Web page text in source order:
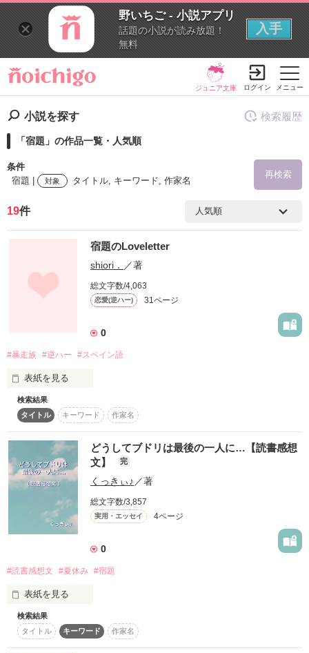
野いちご - 小説アプリ
話題の小説が読み放題！
無料
入手
メニュー
ジュニア文庫 ログイン
小説を探す
「宿題」の作品一覧・人気順
条件
宿題 |
対象 タイトル, キーワード, 作家名
再検索
検索ワード
感想
ステータス 全て
作品の長さ
コンテスト
超短編で謎をしかけろ！100文字ミステリーコンテスト
復刻！夏の野いちごビギナーズ応援コンテスト～中・長編チ
検索履歴
19件
宿題のLoveletter
shiori． ／著
総文字数/4,063
恋愛(逆ハー) 31ページ
0
#暴走族 #逆ハー #スペイン語
表紙を見る
先生。。。元気にしてますか？
前に先生が行ってた夢、私が変わりに叶えるね
すぐ先生に会いに行きたいけどもう少し待っててね
何年、何十年かかるかわからないけど絶対絶対叶えるからね
前に「お前の夢は」って聞かれたとき恥ずかしくて言えなかっ
たけどでもいまなら言えるよ
もう叶うことはないけど
私ね--------
検索結果
タイトル
キーワード 作家名
どうしてブドリは最後の一人に…【読書感想
文】
完
くっきぃ♪ ／著
総文字数/3,857
実用・エッセイ 4ページ
0
#読書感想文 #夏休み #宿題
表紙を見る
私の夏休み最大の仕事は
子供の読書感想文の
ゴーストライターになること
検索結果
タイトル
キーワード 作家名